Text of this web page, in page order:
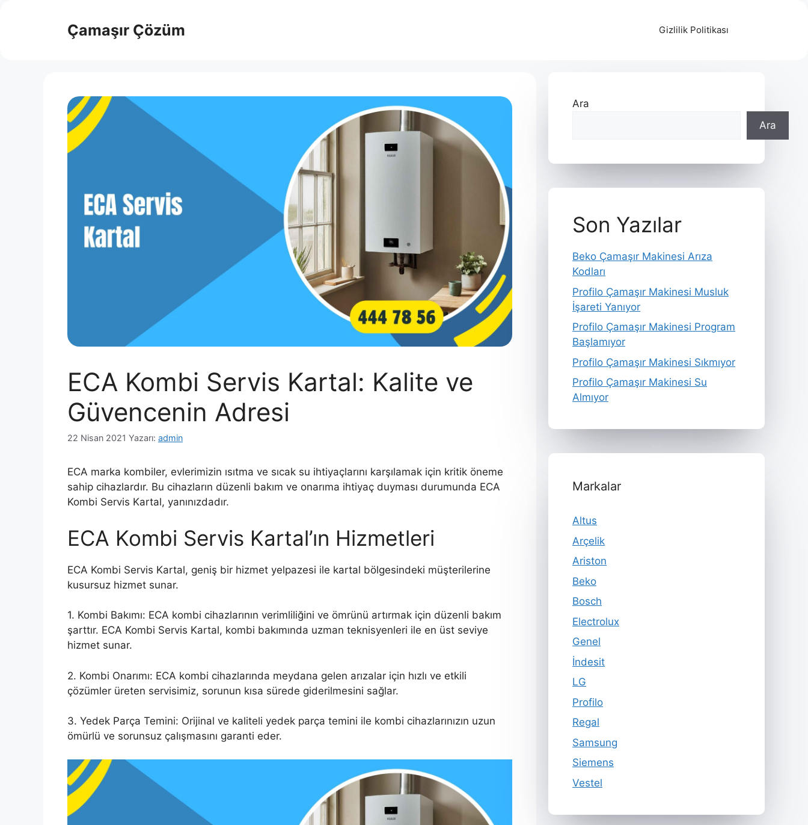
Çamaşır Çözüm Gizlilik Politikası
ECA Kombi Servis Kartal: Kalite ve
Güvencenin Adresi
22 Nisan 2021 Yazarı: admin
ECA marka kombiler, evlerimizin ısıtma ve sıcak su ihtiyaçlarını karşılamak için kritik öneme
sahip cihazlardır. Bu cihazların düzenli bakım ve onarıma ihtiyaç duyması durumunda ECA
Kombi Servis Kartal, yanınızdadır.
ECA Kombi Servis Kartal’ın Hizmetleri
ECA Kombi Servis Kartal, geniş bir hizmet yelpazesi ile kartal bölgesindeki müşterilerine
kusursuz hizmet sunar.
1. Kombi Bakımı: ECA kombi cihazlarının verimliliğini ve ömrünü artırmak için düzenli bakım
şarttır. ECA Kombi Servis Kartal, kombi bakımında uzman teknisyenleri ile en üst seviye
hizmet sunar.
2. Kombi Onarımı: ECA kombi cihazlarında meydana gelen arızalar için hızlı ve etkili
çözümler üreten servisimiz, sorunun kısa sürede giderilmesini sağlar.
3. Yedek Parça Temini: Orijinal ve kaliteli yedek parça temini ile kombi cihazlarınızın uzun
ömürlü ve sorunsuz çalışmasını garanti eder.
Ara
Ara
Son Yazılar
Beko Çamaşır Makinesi Arıza
Kodları
Profilo Çamaşır Makinesi Musluk
İşareti Yanıyor
Profilo Çamaşır Makinesi Program
Başlamıyor
Profilo Çamaşır Makinesi Sıkmıyor
Profilo Çamaşır Makinesi Su
Almıyor
Markalar
Altus
Arçelik
Ariston
Beko
Bosch
Electrolux
Genel
İndesit
LG
Profilo
Regal
Samsung
Siemens
Vestel